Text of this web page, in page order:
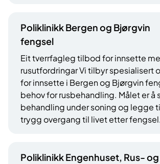
Poliklinikk Bergen og Bjørgvin
fengsel
Eit tverrfagleg tilbod for innsette
rusutfordringar Vi tilbyr spesialisert
for innsette i Bergen og Bjørgvin
behov for rusbehandling. Målet er å
behandling under soning og legge
trygg overgang til livet etter fengsel.
Poliklinikk Engenhuset, Rus- og